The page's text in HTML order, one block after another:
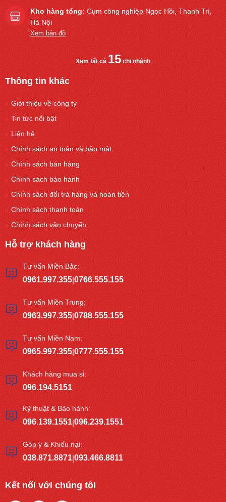
Kho hàng tổng: Cụm công nghiệp Ngọc Hồi, Thanh Trì,
Hà Nội
Xem bản đồ
Xem tất cả 15 chi nhánh
Thông tin khác
Giới thiệu về công ty
Tin tức nổi bật
Liên hệ
Chính sách an toàn và bảo mật
Chính sách bán hàng
Chính sách bảo hành
Chính sách đổi trả hàng và hoàn tiền
Chính sách thanh toán
Chính sách vận chuyển
Hỗ trợ khách hàng
Tư vấn Miền Bắc:
0961.997.355|0766.555.155
Tư vấn Miền Trung:
0963.997.355|0788.555.155
Tư vấn Miền Nam:
0965.997.355|0777.555.155
Khách hàng mua sỉ:
096.194.5151
Kỹ thuật & Bảo hành:
096.139.1551|096.239.1551
Góp ý & Khiếu nại:
038.871.8871|093.466.8811
Kết nối với chúng tôi